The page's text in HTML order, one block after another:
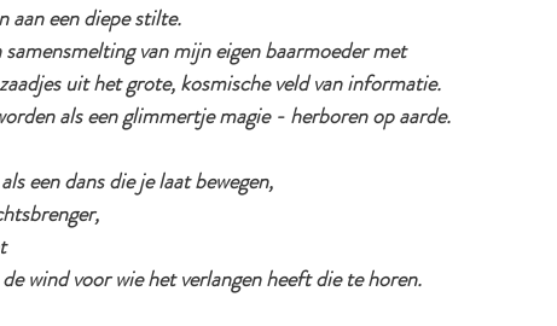
aan een diepe stilte.
van mijn eigen baarmoeder met
uit het grote, kosmische veld van informatie.
als een glimmertje magie - herboren op aarde.
een dans die je laat bewegen,
wind voor wie het verlangen heeft die te horen.